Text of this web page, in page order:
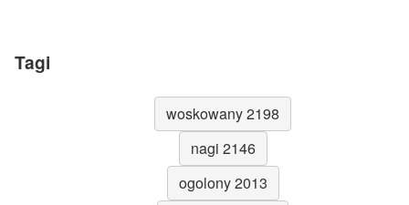
Tagi
woskowany 2198
nagi 2146
ogolony 2013